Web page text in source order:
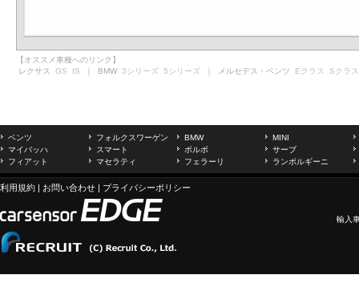
【オススメ車種へのリンク】
レクサス GS IS ｜ BMW 3シリーズ 5シリーズ ｜ メルセデス・ベンツ Eクラス Sクラス
ベンツ フォルクスワーゲン BMW
MINI
マイバッハ
スマート ボルボ
サーブ
フィアット
マセラティ フェラーリ ランボルギーニ
利用規約 | お問い合わせ | プライバシーポリシー
輸入